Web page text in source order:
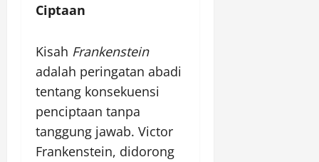
Ciptaan
Kisah Frankenstein
adalah peringatan abadi
tentang konsekuensi
penciptaan tanpa
tanggung jawab. Victor
Frankenstein, didorong